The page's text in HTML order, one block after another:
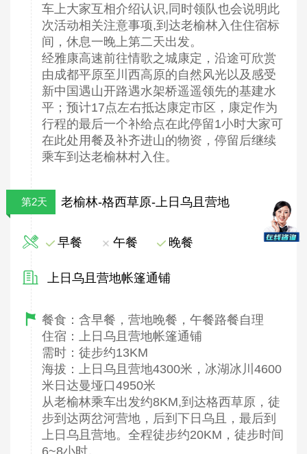
车上大家互相介绍认识,同时领队也会说明此
次活动相关注意事项,到达老榆林入住住宿标
间，休息一晚上第二天出发。
经雅康高速前往情歌之城康定，沿途可欣赏
由成都平原至川西高原的自然风光以及感受
新中国遇山开路遇水架桥遥遥领先的基建水
平；预计17点左右抵达康定市区，康定作为
行程的最后一个补给点在此停留1小时大家可
在此处用餐及补齐进山的物资，停留后继续
乘车到达老榆林村入住。
第2天 老榆林-格西草原-上日乌且营地
早餐 午餐 晚餐
上日乌且营地帐篷通铺
餐食：含早餐，营地晚餐，午餐路餐自理
住宿：上日乌且营地帐篷通铺
需时：徒步约13KM
海拔：上日乌且营地4300米，冰湖冰川4600
米日达曼垭口4950米
从老榆林乘车出发约8KM,到达格西草原，徒
步到达两岔河营地，后到下日乌且，最后到
上日乌且营地。全程徒步约20KM，徒步时间
6~8小时。